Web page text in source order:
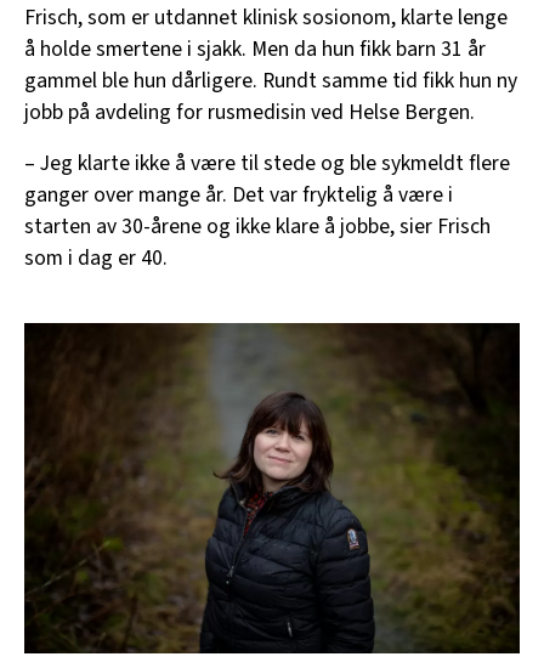
Frisch, som er utdannet klinisk sosionom, klarte lenge
å holde smertene i sjakk. Men da hun fikk barn 31 år
gammel ble hun dårligere. Rundt samme tid fikk hun ny
jobb på avdeling for rusmedisin ved Helse Bergen.
– Jeg klarte ikke å være til stede og ble sykmeldt flere
ganger over mange år. Det var fryktelig å være i
starten av 30-årene og ikke klare å jobbe, sier Frisch
som i dag er 40.